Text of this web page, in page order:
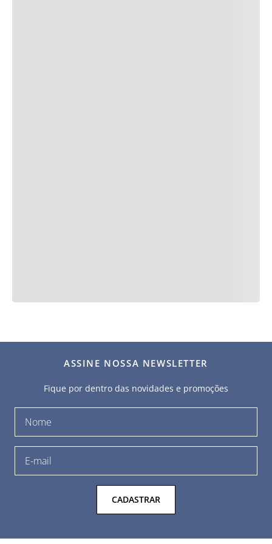
ASSINE NOSSA NEWSLETTER
Fique por dentro das novidades e promoções
CADASTRAR